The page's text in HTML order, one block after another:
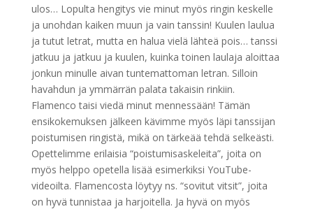
ulos… Lopulta hengitys vie minut myös ringin keskelle
ja unohdan kaiken muun ja vain tanssin! Kuulen laulua
ja tutut letrat, mutta en halua vielä lähteä pois… tanssi
jatkuu ja jatkuu ja kuulen, kuinka toinen laulaja aloittaa
jonkun minulle aivan tuntemattoman letran. Silloin
havahdun ja ymmärrän palata takaisin rinkiin.
Flamenco taisi viedä minut mennessään! Tämän
ensikokemuksen jälkeen kävimme myös läpi tanssijan
poistumisen ringistä, mikä on tärkeää tehdä selkeästi.
Opettelimme erilaisia “poistumisaskeleita”, joita on
myös helppo opetella lisää esimerkiksi YouTube-
videoilta. Flamencosta löytyy ns. “sovitut vitsit”, joita
on hyvä tunnistaa ja harjoitella. Ja hyvä on myös